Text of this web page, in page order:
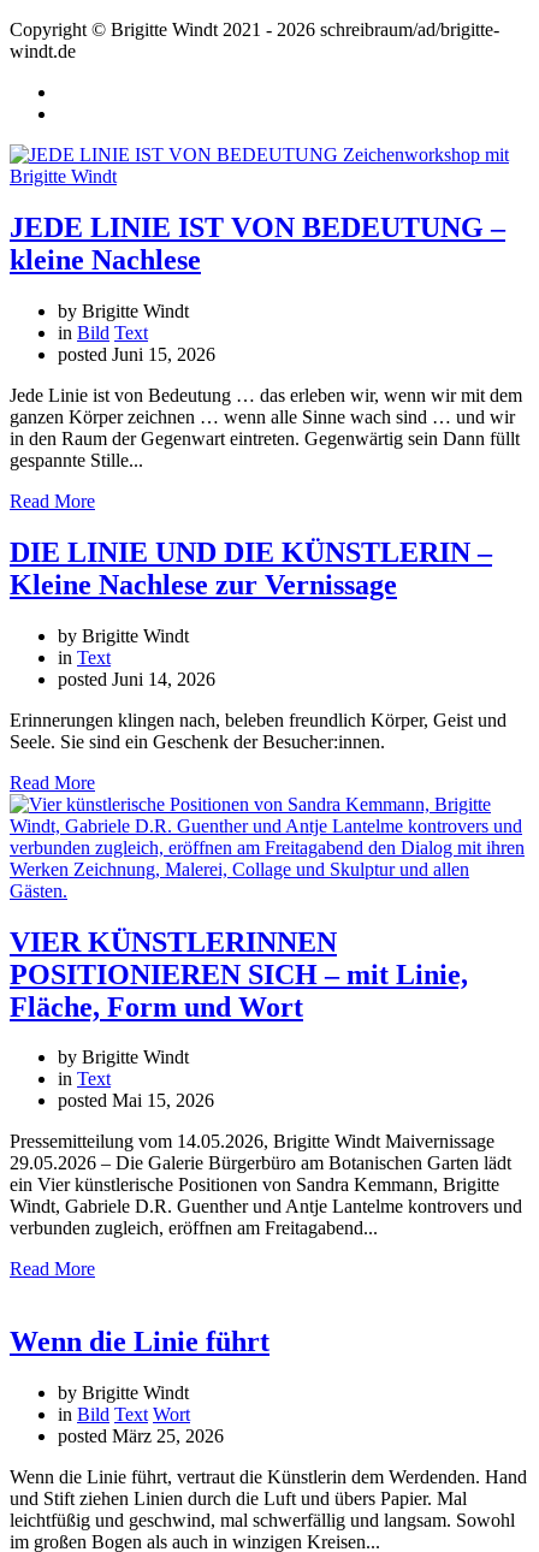
Copyright © Brigitte Windt 2021 - 2026 schreibraum/ad/brigitte-
windt.de
JEDE LINIE IST VON BEDEUTUNG –
kleine Nachlese
by Brigitte Windt
in Bild Text
posted Juni 15, 2026
Jede Linie ist von Bedeutung … das erleben wir, wenn wir mit dem
ganzen Körper zeichnen … wenn alle Sinne wach sind … und wir
in den Raum der Gegenwart eintreten. Gegenwärtig sein Dann füllt
gespannte Stille...
Read More
DIE LINIE UND DIE KÜNSTLERIN –
Kleine Nachlese zur Vernissage
by Brigitte Windt
in Text
posted Juni 14, 2026
Erinnerungen klingen nach, beleben freundlich Körper, Geist und
Seele. Sie sind ein Geschenk der Besucher:innen.
Read More
VIER KÜNSTLERINNEN
POSITIONIEREN SICH – mit Linie,
Fläche, Form und Wort
by Brigitte Windt
in Text
posted Mai 15, 2026
Pressemitteilung vom 14.05.2026, Brigitte Windt Maivernissage
29.05.2026 – Die Galerie Bürgerbüro am Botanischen Garten lädt
ein Vier künstlerische Positionen von Sandra Kemmann, Brigitte
Windt, Gabriele D.R. Guenther und Antje Lantelme kontrovers und
verbunden zugleich, eröffnen am Freitagabend...
Read More
Wenn die Linie führt
by Brigitte Windt
in Bild Text Wort
posted März 25, 2026
Wenn die Linie führt, vertraut die Künstlerin dem Werdenden. Hand
und Stift ziehen Linien durch die Luft und übers Papier. Mal
leichtfüßig und geschwind, mal schwerfällig und langsam. Sowohl
im großen Bogen als auch in winzigen Kreisen...